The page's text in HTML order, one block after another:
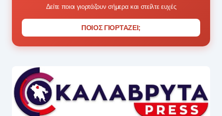
Δείτε ποιοι γιορτάζουν σήμερα και στείλτε ευχές
ΠΟΙΟΣ ΓΙΟΡΤΑΖΕΙ;